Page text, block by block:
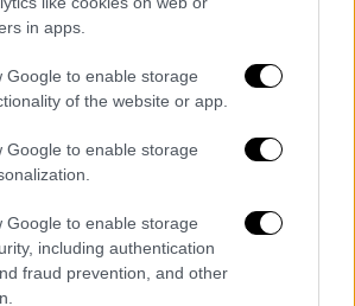
in apps.
Google to enable storage
of the website or app.
Google to enable storage
Google to enable storage
including authentication
fraud prevention, and other
10:06
19:49
ειδήσεων 05/08/2026